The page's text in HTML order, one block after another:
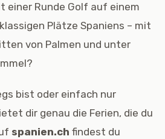
einer Runde Golf auf einem
Plätze Spaniens – mit
von Palmen und unter
bist oder einfach nur
dir genau die Ferien, die du
spanien.ch findest du